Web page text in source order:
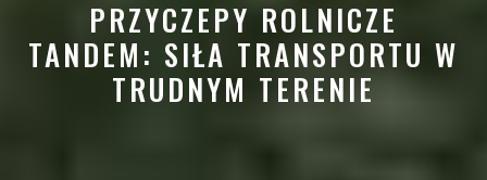
PRZYCZEPY ROLNICZE
TANDEM: SIŁA TRANSPORTU W
TRUDNYM TERENIE